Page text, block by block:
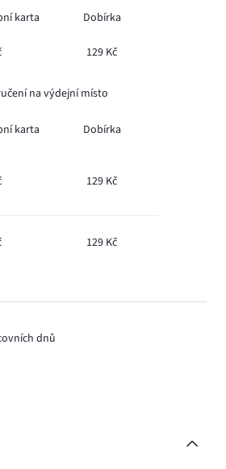
karta Dobírka
129 Kč
na výdejní místo
karta Dobírka
129 Kč
129 Kč
dnů